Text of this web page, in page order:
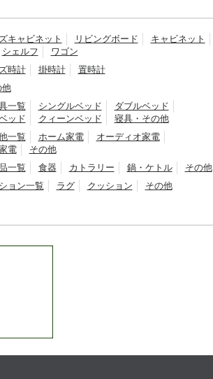
キャビネット リビングボード
キャビネット
シェルフ
ワゴン
時計 掛時計
置時計
他
一覧 シングルベッド
ダブルベッド
ッド
クィーンベッド 寝具・その他
一覧 ホーム家電
オーディオ家電
電
その他
一覧 食器 カトラリー 鍋・ケトル
その他
ョン一覧 ラグ クッション
その他